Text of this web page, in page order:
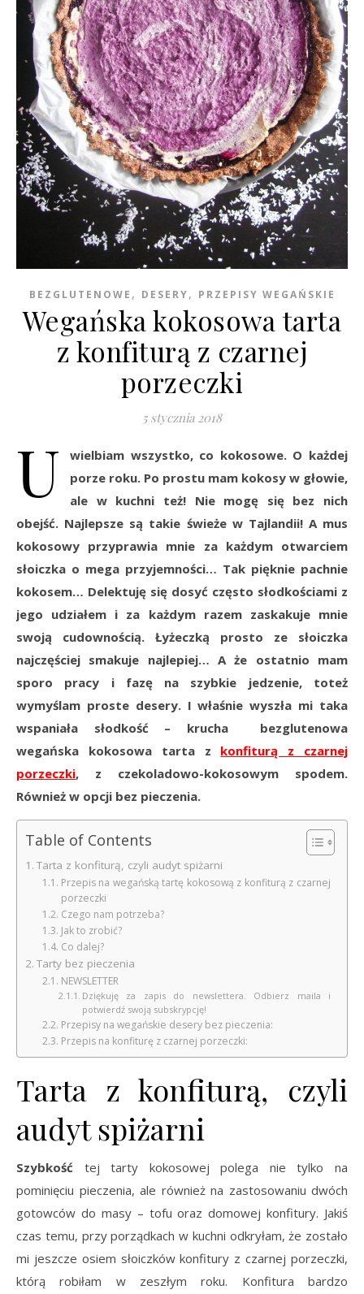
BEZGLUTENOWE , DESERY, PRZEPISY WEGAŃSKIE
Wegańska kokosowa tarta
z konfiturą z czarnej
porzeczki
5 stycznia 2018
U
wielbiam wszystko, co kokosowe. O każdej
porze roku. Po prostu mam kokosy w głowie,
ale w kuchni też! Nie mogę się bez nich
obejść. Najlepsze są takie świeże w Tajlandii! A mus
kokosowy przyprawia mnie za każdym otwarciem
słoiczka o mega przyjemności… Tak pięknie pachnie
kokosem… Delektuję się dosyć często słodkościami z
jego udziałem i za każdym razem zaskakuje mnie
swoją cudownością. Łyżeczką prosto ze słoiczka
najczęściej smakuje najlepiej… A że ostatnio mam
sporo pracy i fazę na szybkie jedzenie, toteż
wymyślam proste desery. I właśnie wyszła mi taka
wspaniała słodkość – krucha bezglutenowa
wegańska kokosowa tarta z konfiturą z czarnej
porzeczki, z czekoladowo-kokosowym spodem.
Również w opcji bez pieczenia.
Table of Contents
Tarta z konfiturą, czyli audyt spiżarni
Przepis na wegańską tartę kokosową z konfiturą z czarnej
porzeczki
Czego nam potrzeba?
Jak to zrobić?
Co dalej?
Tarty bez pieczenia
NEWSLETTER
Dziękuję za zapis do newslettera. Odbierz maila i
potwierdź swoją subskrypcję!
Przepisy na wegańskie desery bez pieczenia:
Przepis na konfiturę z czarnej porzeczki:
Tarta z konfiturą, czyli
audyt spiżarni
Szybkość tej tarty kokosowej polega nie tylko na
pominięciu pieczenia, ale również na zastosowaniu dwóch
gotowców do masy – tofu oraz domowej konfitury. Jakiś
czas temu, przy porządkach w kuchni odkryłam, że zostało
mi jeszcze osiem słoiczków konfitury z czarnej porzeczki,
którą robiłam w zeszłym roku. Konfitura bardzo